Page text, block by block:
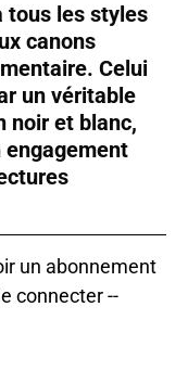
tous les styles
canons
Celui
un véritable
noir et blanc,
un abonnement
connecter--